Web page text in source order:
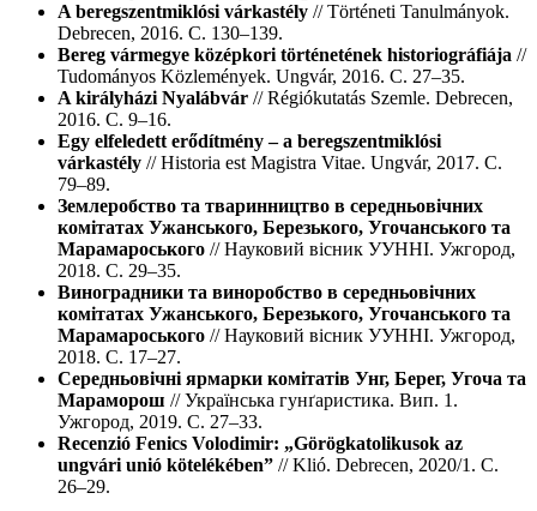
A beregszentmiklósi várkastély // Történeti Tanulmányok.
Debrecen, 2016. С. 130–139.
Bereg vármegye középkori történetének historiográfiája //
Tudományos Közlemények. Ungvár, 2016. С. 27–35.
A királyházi Nyalábvár // Régiókutatás Szemle. Debrecen,
2016. С. 9–16.
Egy elfeledett erődítmény – a beregszentmiklósi
várkastély // Historia est Magistra Vitae. Ungvár, 2017. С.
79–89.
Землеробство та тваринництво в середньовічних
комітатах Ужанського, Березького, Угочанського та
Марамароського // Науковий вісник УУННІ. Ужгород,
2018. С. 29–35.
Виноградники та виноробство в середньовічних
комітатах Ужанського, Березького, Угочанського та
Марамароського // Науковий вісник УУННІ. Ужгород,
2018. С. 17–27.
Середньовічні ярмарки комітатів Унг, Берег, Угоча та
Мараморош // Українська гунґаристика. Вип. 1.
Ужгород, 2019. С. 27–33.
Recenzió Fenics Volodimir: „Görögkatolikusok az
ungvári unió kötelékében” // Klió. Debrecen, 2020/1. С.
26–29.